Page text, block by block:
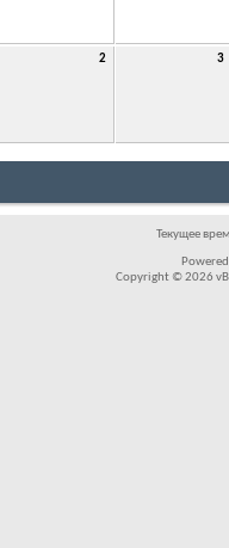
2 3
Текущее
Copyright © 2026